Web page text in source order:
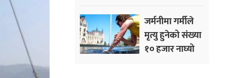
जर्मनीमा गर्मीले
मृत्यु हुनेको संख्या
१० हजार नाघ्यो